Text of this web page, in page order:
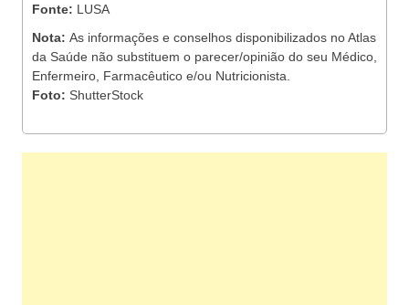
Fonte: LUSA
Nota: As informações e conselhos disponibilizados no Atlas
da Saúde não substituem o parecer/opinião do seu Médico,
Enfermeiro, Farmacêutico e/ou Nutricionista.
Foto: ShutterStock